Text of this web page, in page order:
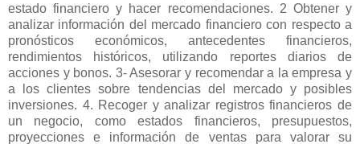
estado financiero y hacer recomendaciones. 2 Obtener y
analizar información del mercado financiero con respecto a
pronósticos económicos, antecedentes financieros,
rendimientos históricos, utilizando reportes diarios de
acciones y bonos. 3- Asesorar y recomendar a la empresa y
a los clientes sobre tendencias del mercado y posibles
inversiones. 4. Recoger y analizar registros financieros de
un negocio, como estados financieros, presupuestos,
proyecciones e información de ventas para valorar su